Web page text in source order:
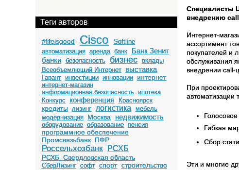
Теги авторов
#lifeisgood Cisco
Softline
автоматизация аренда банк
Банк Зенит
банки безопасность бизнес
вклады
Всеобъемлющий Интернет
выставка
Гарант инвестиции инновации интернет
интернет-магазин
информационная безопасность ипотека
Конкурс
конференция Красноярск
кредиты лизинг логистика
мебель
модернизация
Москва недвижимость
оборудование образование пенсия
программное обеспечение
Промсвязьбанк ПФР
Россельхозбанк РСХБ
РСХБ_Свердловская область
СберЛизинг софт спорт строительство
Специалисты
внедрению
Интернет-
ассортимент
покупателей и
обслуживания
внедрении call-
При
автоматизации
Голосовое
Гибкая
Сбор
Эти и многие